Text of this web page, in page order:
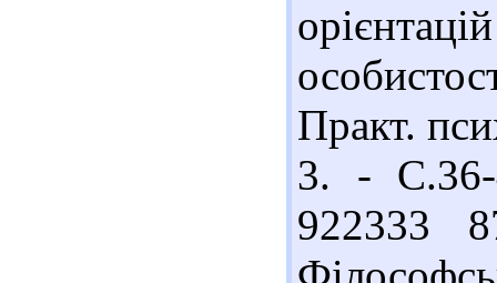
Практ.
3. - С.36-
922333